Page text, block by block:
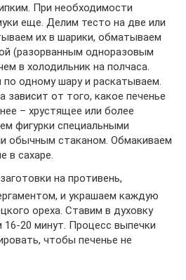
При необходимости
еще. Делим тесто на две или
их в шарики, обматываем
(разорванным одноразовым
в холодильник на полчаса.
одному шару и раскатываем.
зависит от того, какое печенье
– хрустящее или более
фигурки специальными
обычным стаканом. Обмакиваем
в сахаре.
на противень,
и украшаем каждую
ореха. Ставим в духовку
16-20 минут. Процесс выпечки
чтобы печенье не